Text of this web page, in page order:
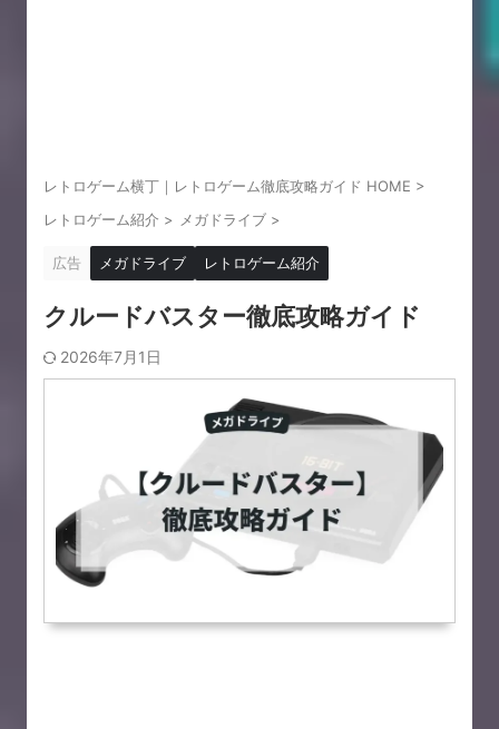
レトロゲーム横丁｜レトロゲーム徹底攻略ガイド HOME >
レトロゲーム紹介 > メガドライブ >
広告 メガドライブ レトロゲーム紹介
クルードバスター徹底攻略ガイド
2026年7月1日